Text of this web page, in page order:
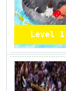
Level 1